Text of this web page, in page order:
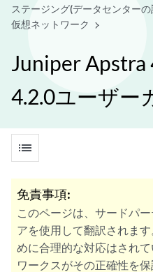
ステージング(データセンター
仮想ネットワーク
Juniper Apstra
4.2.0ユーザー
list
免責事項:
このページは、サードパ
アを使用して翻訳されま
めに合理的な対応はされ
ワークスがその正確性を